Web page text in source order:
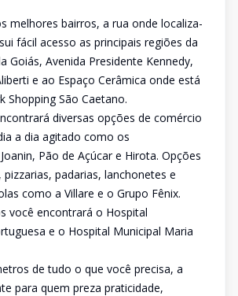
melhores bairros, a rua onde localiza-
fácil acesso as principais regiões da
Goiás, Avenida Presidente Kennedy,
e ao Espaço Cerâmica onde está
Shopping São Caetano.
diversas opções de comércio
a dia agitado como os
Pão de Açúcar e Hirota. Opções
padarias, lanchonetes e
como a Villare e o Grupo Fênix.
você encontrará o Hospital
e o Hospital Municipal Maria
de tudo o que você precisa, a
para quem preza praticidade,